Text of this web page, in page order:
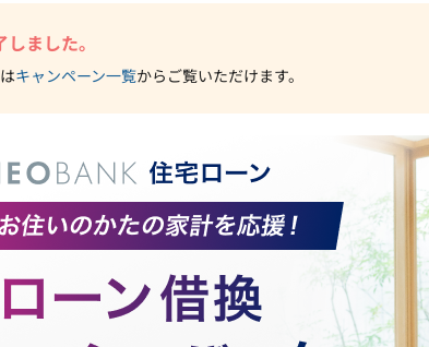
ました。
キャンペーン一覧からご覧いただけます。